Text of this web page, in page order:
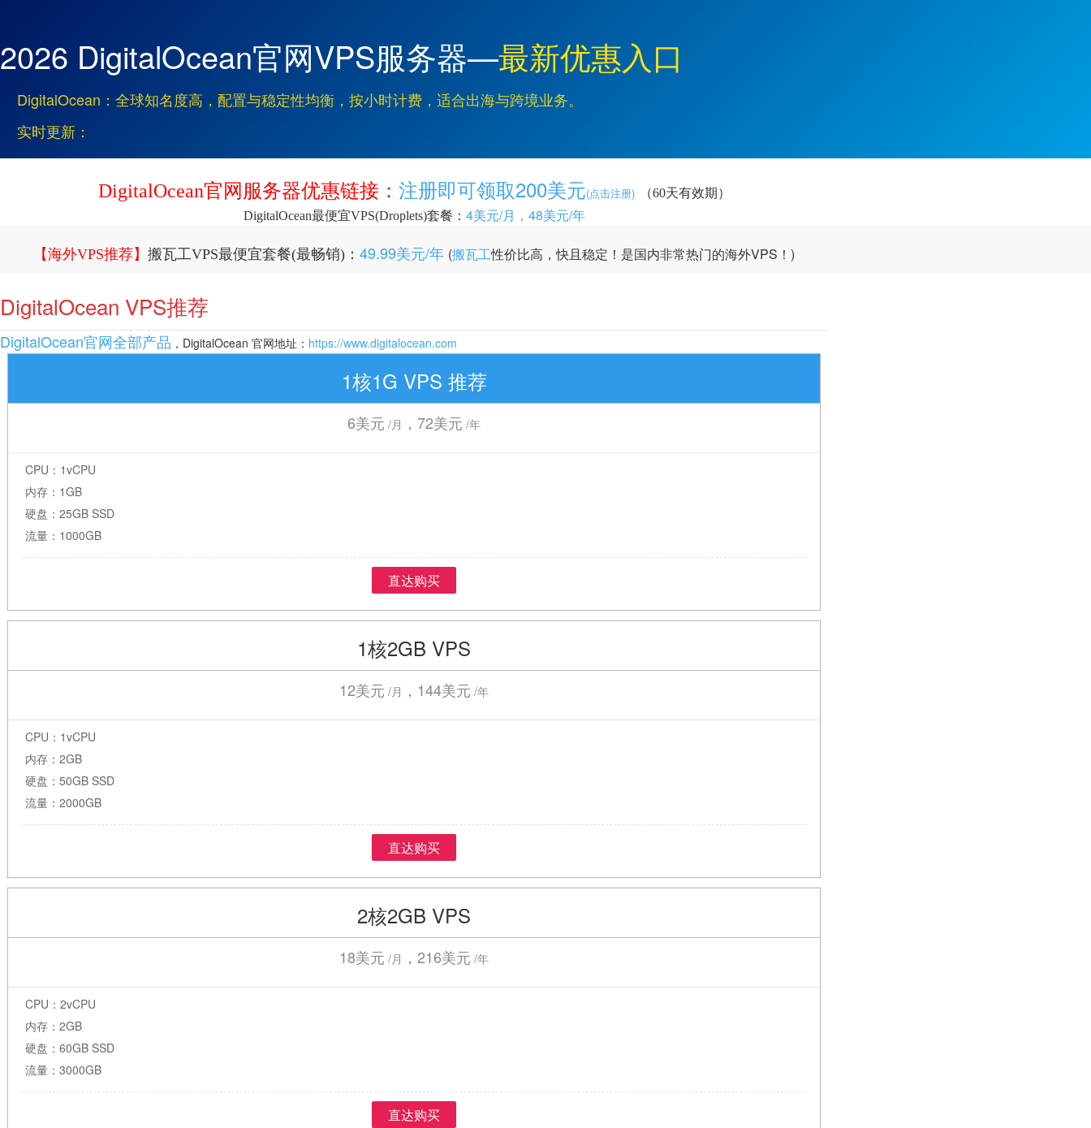
2026 DigitalOcean官网VPS服务器—最新优惠入口
DigitalOcean：全球知名度高，配置与稳定性均衡，按小时计费，适合出海与跨境业务。
实时更新：
DigitalOcean官网服务器优惠链接： 注册即可领取200美元(点击注册)
（60天有效期）
DigitalOcean最便宜VPS(Droplets)套餐： 4美元/月，48美元/年
【海外VPS推荐】 搬瓦工VPS最便宜套餐(最畅销)： 49.99美元/年 (搬瓦工性价比高，快且稳定！是国内非常热门的海外VPS！)
DigitalOcean VPS推荐
DigitalOcean官网全部产品 ，DigitalOcean 官网地址： https://www.digitalocean.com
1核1G VPS 推荐
6美元 /月 ，72美元 /年
CPU：1vCPU
内存：1GB
硬盘：25GB SSD
流量：1000GB
直达购买
1核2GB VPS
12美元 /月 ，144美元 /年
CPU：1vCPU
内存：2GB
硬盘：50GB SSD
流量：2000GB
直达购买
2核2GB VPS
18美元 /月 ，216美元 /年
CPU：2vCPU
内存：2GB
硬盘：60GB SSD
流量：3000GB
直达购买